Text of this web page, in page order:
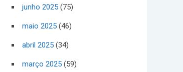
junho 2025 (75)
maio 2025 (46)
abril 2025 (34)
março 2025 (59)